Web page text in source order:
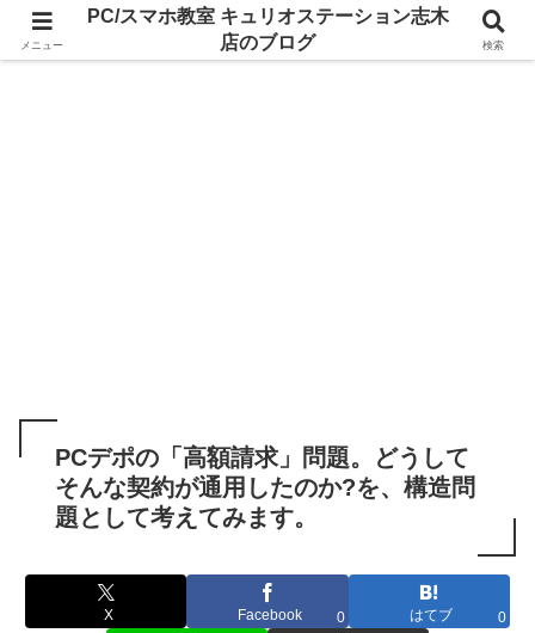
PCデポの「高額請求」問題。どうして
そんな契約が通用したのか?を、構造問
題として考えてみます。
X Facebook 0 はてブ 0
メニュー
PC/スマホ教室 キュリオステーション志木
店のブログ
検索